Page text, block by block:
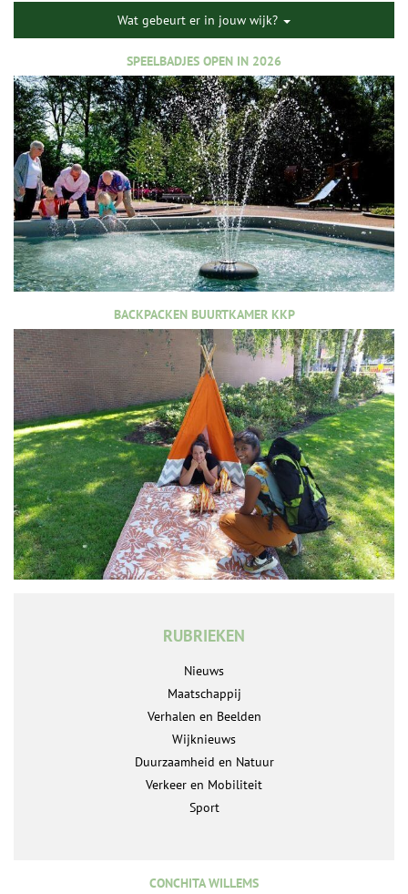
Wat gebeurt er in jouw wijk?
SPEELBADJES OPEN IN 2026
BACKPACKEN BUURTKAMER KKP
RUBRIEKEN
Nieuws
Maatschappij
Verhalen en Beelden
Wijknieuws
Duurzaamheid en Natuur
Verkeer en Mobiliteit
Sport
CONCHITA WILLEMS